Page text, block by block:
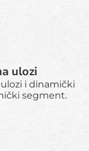
ulozi
i dinamički
segment.